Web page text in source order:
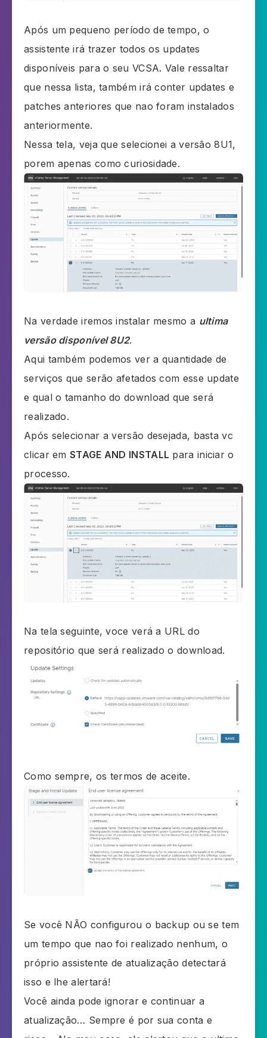
Após um pequeno período de tempo, o
assistente irá trazer todos os updates
disponíveis para o seu VCSA. Vale ressaltar
que nessa lista, também irá conter updates e
patches anteriores que nao foram instalados
anteriormente.
Nessa tela, veja que selecionei a versão 8U1,
porem apenas como curiosidade.
Na verdade iremos instalar mesmo a ultima
versão disponível 8U2.
Aqui também podemos ver a quantidade de
serviços que serão afetados com esse update
e qual o tamanho do download que será
realizado.
Após selecionar a versão desejada, basta vc
clicar em STAGE AND INSTALL para iniciar o
processo.
Na tela seguinte, voce verá a URL do
repositório que será realizado o download.
Como sempre, os termos de aceite.
Se você NÃO configurou o backup ou se tem
um tempo que nao foi realizado nenhum, o
próprio assistente de atualização detectará
isso e lhe alertará!
Você ainda pode ignorar e continuar a
atualização… Sempre é por sua conta e